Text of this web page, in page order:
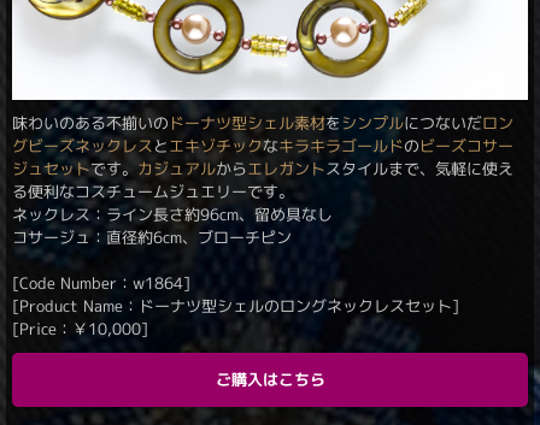
味わいのある不揃いの ドーナツ型シェル素材を シンプルにつないだロン
グビーズネックレス とエキゾチックなキラキラゴールドのビーズコサー
ジュセットです。 カジュアルからエレガントスタイルまで、気軽に使え
る便利なコスチュームジュエリーです。
ネックレス：ライン長さ約96cm、留め具なし
コサージュ：直径約6cm、ブローチピン
[Code Number：w1864]
[Product Name：ドーナツ型シェルのロングネックレスセット]
[Price： ￥10,000]
ご購入はこちら